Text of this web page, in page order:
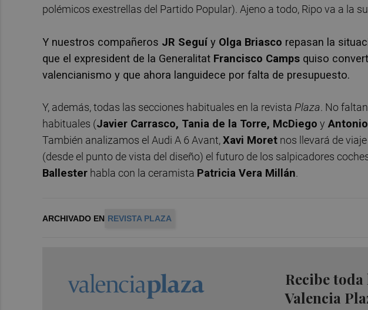
polémicos exestrellas del Partido Popular). Ajeno a todo, Ripo va a la
Y nuestros compañeros JR Seguíy Olga Briasco repasan la
que el expresident de la Generalitat Francisco Camps quiso
valencianismo y que ahora languidece por falta de presupuesto.
Y, además, todas las secciones habituales en la revista Plaza. No
habituales (Javier Carrasco, Tania de la Torre, McDiego y
También analizamos el Audi A 6 Avant,Xavi Moret nos llevará de
(desde el punto de vista del diseño) el futuro de los salpicadores
Ballester habla con la ceramista Patricia Vera Millán.
ARCHIVADO EN REVISTA PLAZA
Recibe
Valencia